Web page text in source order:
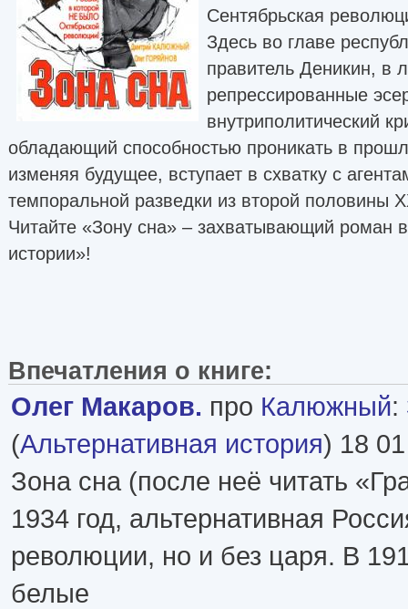
Сентябрьская
Здесь во главе
правитель Деникин, в
репрессированные
внутриполитический
обладающий способностью проникать в
изменяя будущее, вступает в схватку с
темпоральной разведки из второй половины
Читайте «Зону сна» – захватывающий роман
истории»!
Впечатления о книге:
Олег Макаров. про Калюжный:
(Альтернативная история) 18 01
Зона сна (после неё читать
1934 год, альтернативная
революции, но и без царя. В
белые